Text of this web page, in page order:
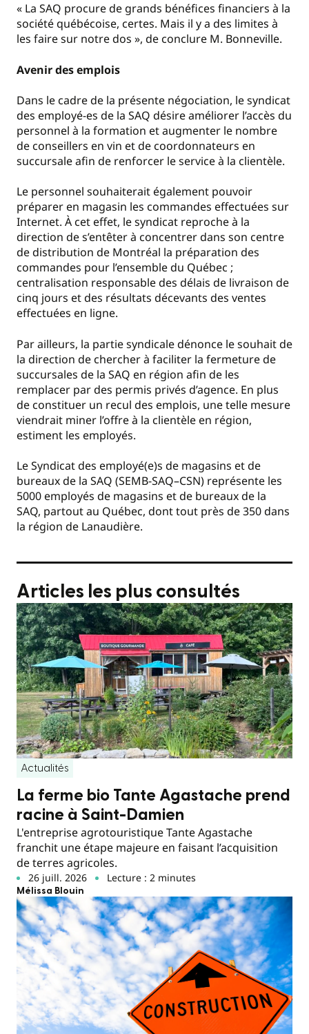
« La SAQ procure de grands bénéfices financiers à la
société québécoise, certes. Mais il y a des limites à
les faire sur notre dos », de conclure M. Bonneville.
Avenir des emplois
Dans le cadre de la présente négociation, le syndicat
des employé-es de la SAQ désire améliorer l’accès du
personnel à la formation et augmenter le nombre
de conseillers en vin et de coordonnateurs en
succursale afin de renforcer le service à la clientèle.
Le personnel souhaiterait également pouvoir
préparer en magasin les commandes effectuées sur
Internet. À cet effet, le syndicat reproche à la
direction de s’entêter à concentrer dans son centre
de distribution de Montréal la préparation des
commandes pour l’ensemble du Québec ;
centralisation responsable des délais de livraison de
cinq jours et des résultats décevants des ventes
effectuées en ligne.
Par ailleurs, la partie syndicale dénonce le souhait de
la direction de chercher à faciliter la fermeture de
succursales de la SAQ en région afin de les
remplacer par des permis privés d’agence. En plus
de constituer un recul des emplois, une telle mesure
viendrait miner l’offre à la clientèle en région,
estiment les employés.
Le Syndicat des employé(e)s de magasins et de
bureaux de la SAQ (SEMB-SAQ–CSN) représente les
5000 employés de magasins et de bureaux de la
SAQ, partout au Québec, dont tout près de 350 dans
la région de Lanaudière.
Articles les plus consultés
Actualités
La ferme bio Tante Agastache prend
racine à Saint-Damien
L'entreprise agrotouristique Tante Agastache
franchit une étape majeure en faisant l’acquisition
de terres agricoles.
26 juill. 2026 Lecture : 2 minutes
Mélissa Blouin